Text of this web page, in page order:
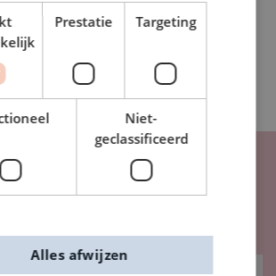
onze nieuwsbrief
van nieuwigheden, inspiratie,
Prestatie Targeting
Niet-
geclassificeerd
Alles afwijzen